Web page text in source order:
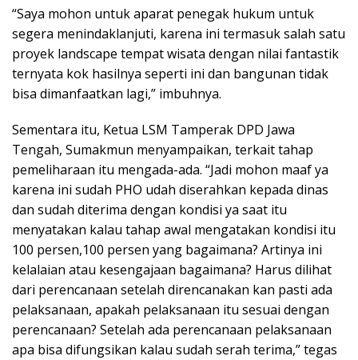
“Saya mohon untuk aparat penegak hukum untuk
segera menindaklanjuti, karena ini termasuk salah satu
proyek landscape tempat wisata dengan nilai fantastik
ternyata kok hasilnya seperti ini dan bangunan tidak
bisa dimanfaatkan lagi,” imbuhnya.
Sementara itu, Ketua LSM Tamperak DPD Jawa
Tengah, Sumakmun menyampaikan, terkait tahap
pemeliharaan itu mengada-ada. “Jadi mohon maaf ya
karena ini sudah PHO udah diserahkan kepada dinas
dan sudah diterima dengan kondisi ya saat itu
menyatakan kalau tahap awal mengatakan kondisi itu
100 persen,100 persen yang bagaimana? Artinya ini
kelalaian atau kesengajaan bagaimana? Harus dilihat
dari perencanaan setelah direncanakan kan pasti ada
pelaksanaan, apakah pelaksanaan itu sesuai dengan
perencanaan? Setelah ada perencanaan pelaksanaan
apa bisa difungsikan kalau sudah serah terima,” tegas